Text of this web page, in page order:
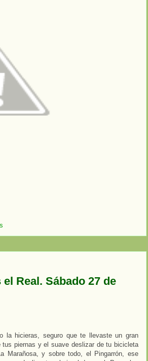
Real. Sábado 27 de
la hicieras, seguro que te llevaste un gran
piernas y el suave deslizar de tu bicicleta
Marañosa, y sobre todo, el Pingarrón, ese